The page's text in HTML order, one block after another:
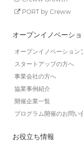
PORT by Creww
オープンイノベーシ
オープンイノベーション
スタートアップの方へ
事業会社の方へ
協業事例紹介
開催企業一覧
プログラム開催のお問い
お役立ち情報